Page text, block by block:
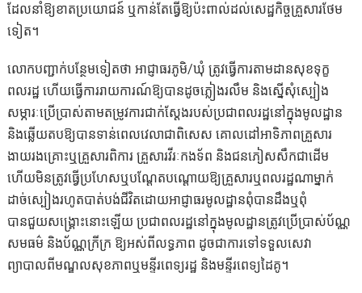
ដែលនាំឱ្យខាតប្រយោជន៍ ឬកាន់តែធ្វើឱ្យប៉ះពាល់ដល់សេដ្ឋកិច្ចគ្រួសារថែម
ទៀត។
លោកបញ្ជាក់បន្ថែមទៀតថា អាជ្ញាធរភូមិ/ឃុំ ត្រូវធ្វើការតាមដានសុខទុក្ខ
ពលរដ្ឋ ហើយធ្វើការរាយការណ៍ឱ្យបានដូចភ្លៀងរលឹម និងស្នើសុំស្បៀង
សម្ភារៈប្រើប្រាស់តាមតម្រូវការជាក់ស្ដែងរបស់ប្រជាពលរដ្ឋនៅក្នុងមូលដ្ឋាន
និងឆ្លើយតបឱ្យបានទាន់ពេលវេលាជាពិសេស គោលដៅអាទិភាពគ្រួសារ
ងាយរងគ្រោះឬគ្រួសារពិការ គ្រួសារវីរៈកងទ័ព និងជនភៀសសឹកជាដើម
ហើយមិនត្រូវធ្វើប្រហែសឬបណ្ដែតបណ្ដោយឱ្យគ្រួសារឬពលរដ្ឋណាម្នាក់
ដាច់ស្បៀងរហូតបាត់បង់ជីវិតដោយអាជ្ញាធរមូលដ្ឋានពុំបានដឹងឬពុំ
បានជួយសង្គ្រោះនោះឡើយ ប្រជាពលរដ្ឋនៅក្នុងមូលដ្ឋានត្រូវប្រើប្រាស់ប័ណ្ណ
សមធម៌ និងប័ណ្ណក្រីក្រ ឱ្យអស់ពីលទ្ធភាព ដូចជាការទៅទទួលសេវា
ព្យាបាលពីមណ្ឌលសុខភាពឬមន្ទីរពេទ្យរដ្ឋ និងមន្ទីរពេទ្យដៃគូ។